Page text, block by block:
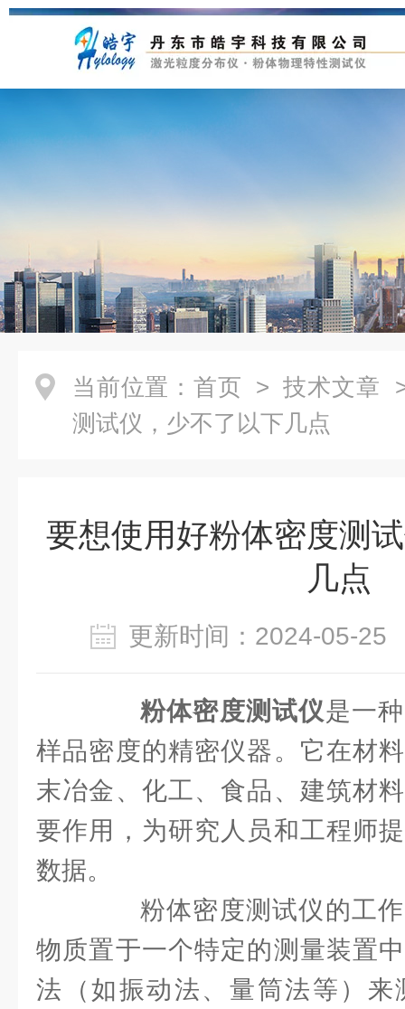
当前位置： 首页 > 技术文章
测试仪，少不了以下几点
要想使用好粉体密度测
几点
更新时间：2024-05-
粉体密度测试仪是一
样品密度的精密仪器。它在材
末冶金、化工、食品、建筑材
要作用，为研究人员和工程师
数据。
粉体密度测试仪的工作
物质置于一个特定的测量装置
法（如振动法、量筒法等）来